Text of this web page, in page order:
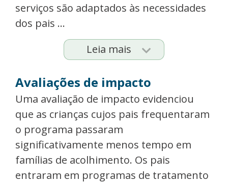
serviços são adaptados às necessidades
dos pais ...
Leia mais
Avaliações de impacto
Uma avaliação de impacto evidenciou
que as crianças cujos pais frequentaram
o programa passaram
significativamente menos tempo em
famílias de acolhimento. Os pais
entraram em programas de tratamento